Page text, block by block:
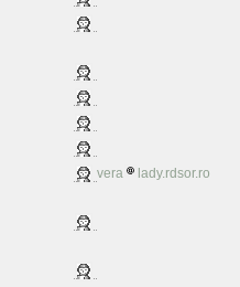
vera lady.rdsor.ro